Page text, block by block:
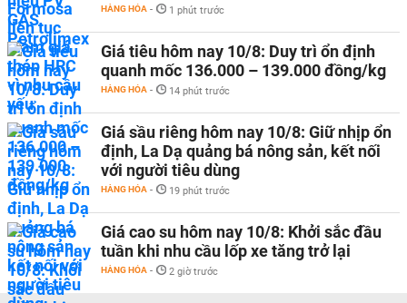
HÀNG HÓA - 1 phút trước
Giá tiêu hôm nay 10/8: Duy trì ổn định
quanh mốc 136.000 – 139.000 đồng/kg
HÀNG HÓA - 14 phút trước
Giá sầu riêng hôm nay 10/8: Giữ nhịp ổn
định, La Dạ quảng bá nông sản, kết nối
với người tiêu dùng
HÀNG HÓA - 19 phút trước
Giá cao su hôm nay 10/8: Khởi sắc đầu
tuần khi nhu cầu lốp xe tăng trở lại
HÀNG HÓA - 2 giờ trước